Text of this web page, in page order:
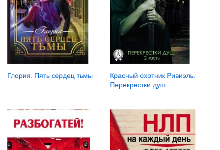
Глория. Пять сердец тьмы
Красный охотник Ривиэль.
Перекрестки душ